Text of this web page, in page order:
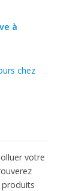
à
chez
votre
produits